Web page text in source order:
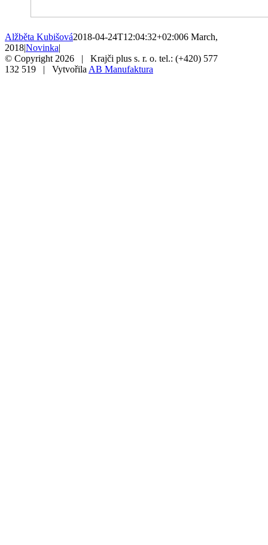
Alžběta Kubišová2018-04-24T12:04:32+02:006 March,
2018|Novinka|
© Copyright2026 | Krajči plus s. r. o. tel.: (+420) 577
132 519 | VytvořilaAB Manufaktura